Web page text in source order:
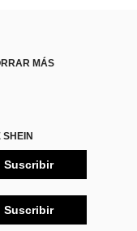
MÁS
Suscribir
Suscribir